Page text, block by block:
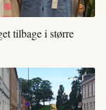
tilbage i større